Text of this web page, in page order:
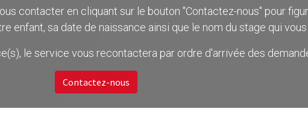
contacter en cliquant sur le bouton ''Contactez-nous" pour
enfant, sa date de naissance ainsi que le nom du stage qui
le service vous recontactera par ordre d'arrivée des
Contactez-nous